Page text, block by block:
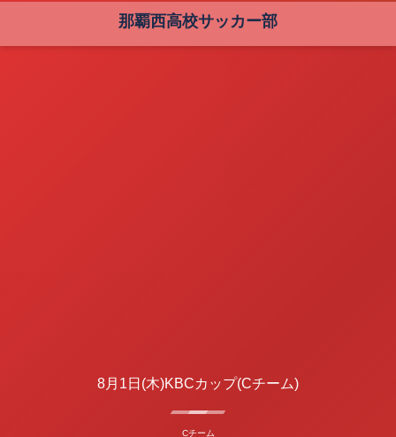
那覇西高校サッカー部
8月1日(木)KBCカップ(Cチーム)
Cチーム